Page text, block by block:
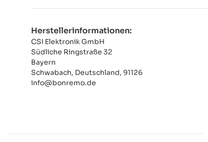
Herstellerinformationen:
CSI Elektronik GmbH
Südliche Ringstraße 32
Bayern
Schwabach, Deutschland, 91126
info@bonremo.de